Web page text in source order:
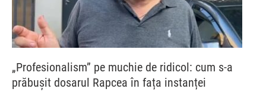
„Profesionalism” pe muchie de ridicol: cum s-a
prăbușit dosarul Rapcea în fața instanței